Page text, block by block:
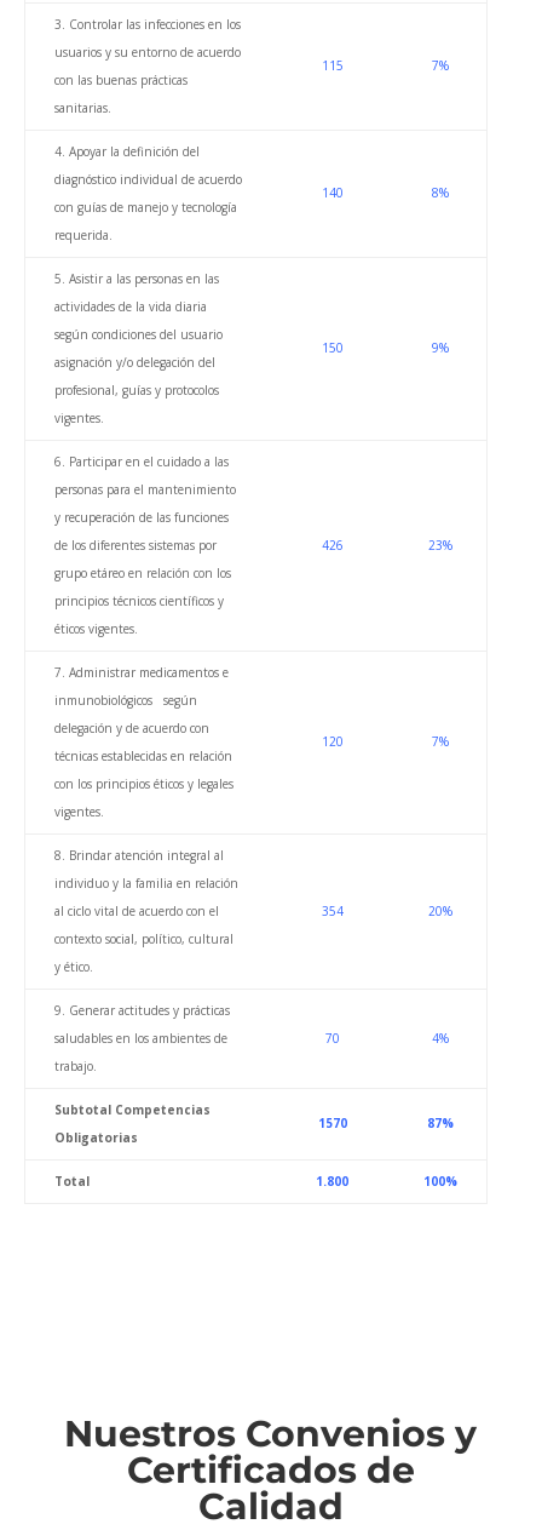
3. Controlar las infecciones en los
usuarios y su entorno de acuerdo
con las buenas prácticas
sanitarias.
115 7%
4. Apoyar la definición del
diagnóstico individual de acuerdo
con guías de manejo y tecnología
requerida.
140 8%
5. Asistir a las personas en las
actividades de la vida diaria
según condiciones del usuario
asignación y/o delegación del
profesional, guías y protocolos
vigentes.
150 9%
6. Participar en el cuidado a las
personas para el mantenimiento
y recuperación de las funciones
de los diferentes sistemas por
grupo etáreo en relación con los
principios técnicos científicos y
éticos vigentes.
426 23%
7. Administrar medicamentos e
inmunobiológicos según
delegación y de acuerdo con
técnicas establecidas en relación
con los principios éticos y legales
vigentes.
120 7%
8. Brindar atención integral al
individuo y la familia en relación
al ciclo vital de acuerdo con el
contexto social, político, cultural
y ético.
354 20%
9. Generar actitudes y prácticas
saludables en los ambientes de
trabajo.
70 4%
Subtotal Competencias
Obligatorias
1570 87%
Total 1.800 100%
Nuestros Convenios y
Certificados de
Calidad